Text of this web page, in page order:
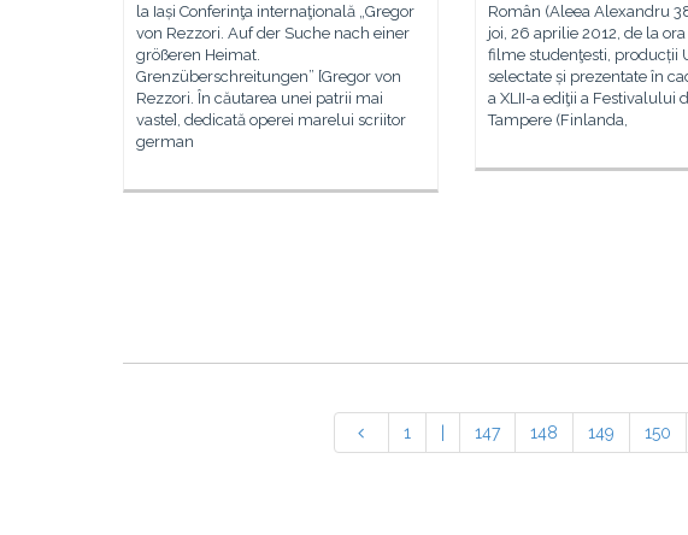
la Iași Conferinţa internaţională „Gregor
von Rezzori. Auf der Suche nach einer
größeren Heimat.
Grenzüberschreitungen” [Gregor von
Rezzori. În căutarea unei patrii mai
vaste], dedicată operei marelui scriitor
german
Român (Aleea Alexandru
joi, 26 aprilie 2012, de la
filme studenţesti, producții
selectate și prezentate în
a XLII-a ediţii a Festivalului
Tampere (Finlanda,
1 147 148 149 150